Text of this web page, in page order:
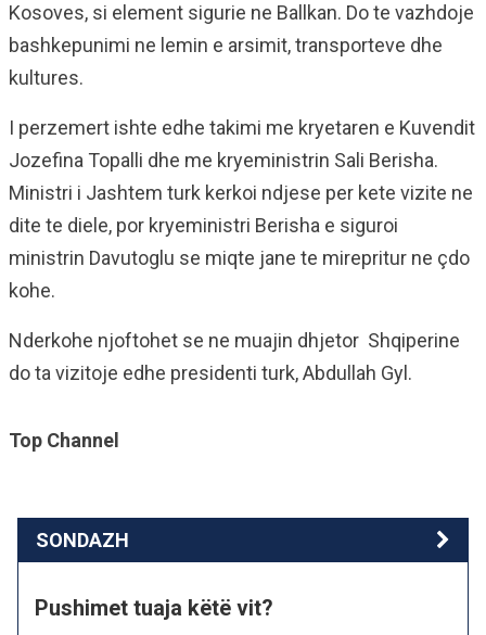
Kosoves, si element sigurie ne Ballkan. Do te vazhdoje
bashkepunimi ne lemin e arsimit, transporteve dhe
kultures.
I perzemert ishte edhe takimi me kryetaren e Kuvendit
Jozefina Topalli dhe me kryeministrin Sali Berisha.
Ministri i Jashtem turk kerkoi ndjese per kete vizite ne
dite te diele, por kryeministri Berisha e siguroi
ministrin Davutoglu se miqte jane te mirepritur ne çdo
kohe.
Nderkohe njoftohet se ne muajin dhjetor Shqiperine
do ta vizitoje edhe presidenti turk, Abdullah Gyl.
Top Channel
SONDAZH
Pushimet tuaja këtë vit?